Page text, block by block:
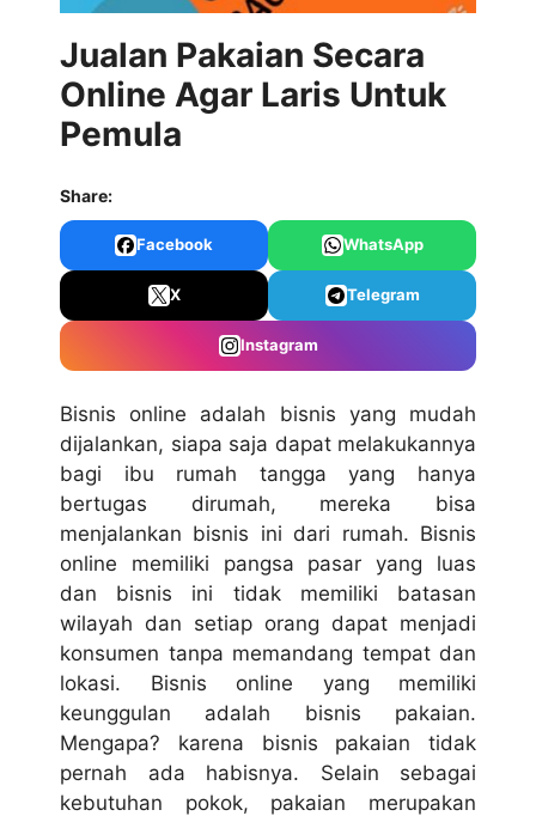
Jualan Pakaian Secara
Online Agar Laris Untuk
Pemula
Share:
Facebook WhatsApp
X Telegram
Instagram
Bisnis online adalah bisnis yang mudah
dijalankan, siapa saja dapat melakukannya
bagi ibu rumah tangga yang hanya
bertugas dirumah, mereka bisa
menjalankan bisnis ini dari rumah. Bisnis
online memiliki pangsa pasar yang luas
dan bisnis ini tidak memiliki batasan
wilayah dan setiap orang dapat menjadi
konsumen tanpa memandang tempat dan
lokasi. Bisnis online yang memiliki
keunggulan adalah bisnis pakaian.
Mengapa? karena bisnis pakaian tidak
pernah ada habisnya. Selain sebagai
kebutuhan pokok, pakaian merupakan